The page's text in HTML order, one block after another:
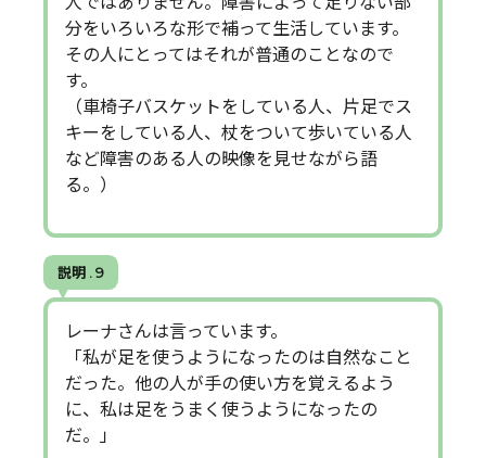
分をいろいろな形で補って生活しています。
その人にとってはそれが普通のことなので
す。
（車椅子バスケットをしている人、片足でス
キーをしている人、杖をついて歩いている人
など障害のある人の映像を見せながら語
る。）
説明 . 9
レーナさんは言っています。
「私が足を使うようになったのは自然なこと
だった。他の人が手の使い方を覚えるよう
に、私は足をうまく使うようになったの
だ。」